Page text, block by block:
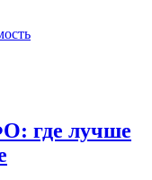
где лучше